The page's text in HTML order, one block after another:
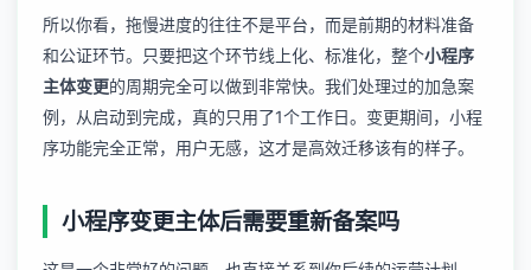
所以你看，拖慢进度的往往不是平台，而是前期的材料准备
和公证环节。只要把这个环节线上化、标准化，整个小程序
主体变更的周期完全可以做到非常快。我们处理过的加急案
例，从启动到完成，真的只用了1个工作日。变更期间，小程
序功能完全正常，用户无感，这才是高效迁移该有的样子。
小程序变更主体后需要重新备案吗